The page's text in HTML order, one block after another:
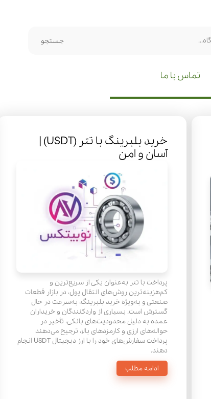
جستجو
تماس با ما
خرید بلبرینگ با تتر (USDT) |
آسان و امن
پرداخت با تتر به‌عنوان یکی از سریع‌ترین و
کم‌هزینه‌ترین روش‌های انتقال پول، در بازار قطعات
صنعتی و به‌ویژه خرید بلبرینگ، به‌سرعت در حال
گسترش است. بسیاری از واردکنندگان و خریداران
عمده به دلیل محدودیت‌های بانکی، تأخیر در
حواله‌های ارزی و کارمزدهای بالا، ترجیح می‌دهند
پرداخت سفارش‌های خود را با ارز دیجیتال USDT انجام
دهند.
ادامه مطلب